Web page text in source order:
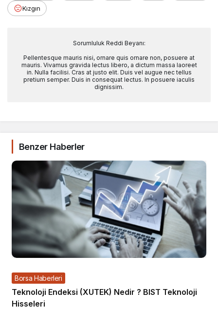
Kızgın
Sorumluluk Reddi Beyanı:
Pellentesque mauris nisi, ornare quis ornare non, posuere at
mauris. Vivamus gravida lectus libero, a dictum massa laoreet
in. Nulla facilisi. Cras at justo elit. Duis vel augue nec tellus
pretium semper. Duis in consequat lectus. In posuere iaculis
dignissim.
Benzer Haberler
Borsa Haberleri
Teknoloji Endeksi (XUTEK) Nedir ? BIST Teknoloji
Hisseleri